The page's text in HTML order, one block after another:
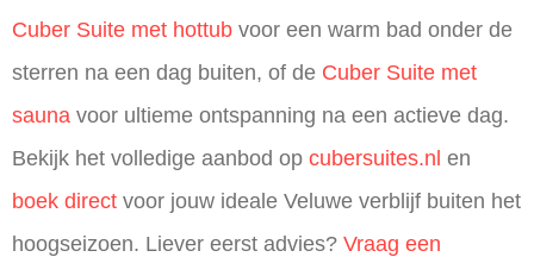
Cuber Suite met hottub voor een warm bad onder de
sterren na een dag buiten, of de Cuber Suite met
sauna voor ultieme ontspanning na een actieve dag.
Bekijk het volledige aanbod op cubersuites.nl en
boek direct voor jouw ideale Veluwe verblijf buiten het
hoogseizoen. Liever eerst advies? Vraag een